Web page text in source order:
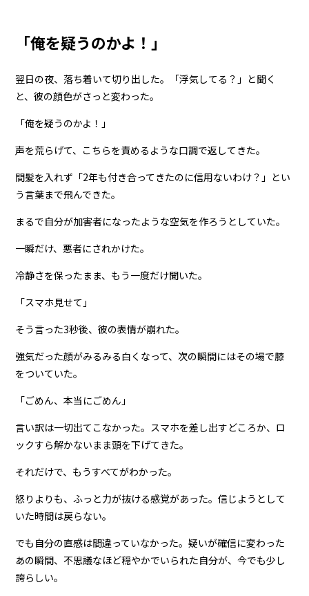
「俺を疑うのかよ！」
翌日の夜、落ち着いて切り出した。「浮気してる？」と聞く
と、彼の顔色がさっと変わった。
「俺を疑うのかよ！」
声を荒らげて、こちらを責めるような口調で返してきた。
間髪を入れず「2年も付き合ってきたのに信用ないわけ？」とい
う言葉まで飛んできた。
まるで自分が加害者になったような空気を作ろうとしていた。
一瞬だけ、悪者にされかけた。
冷静さを保ったまま、もう一度だけ聞いた。
「スマホ見せて」
そう言った3秒後、彼の表情が崩れた。
強気だった顔がみるみる白くなって、次の瞬間にはその場で膝
をついていた。
「ごめん、本当にごめん」
言い訳は一切出てこなかった。スマホを差し出すどころか、ロ
ックすら解かないまま頭を下げてきた。
それだけで、もうすべてがわかった。
怒りよりも、ふっと力が抜ける感覚があった。信じようとして
いた時間は戻らない。
でも自分の直感は間違っていなかった。疑いが確信に変わった
あの瞬間、不思議なほど穏やかでいられた自分が、今でも少し
誇らしい。